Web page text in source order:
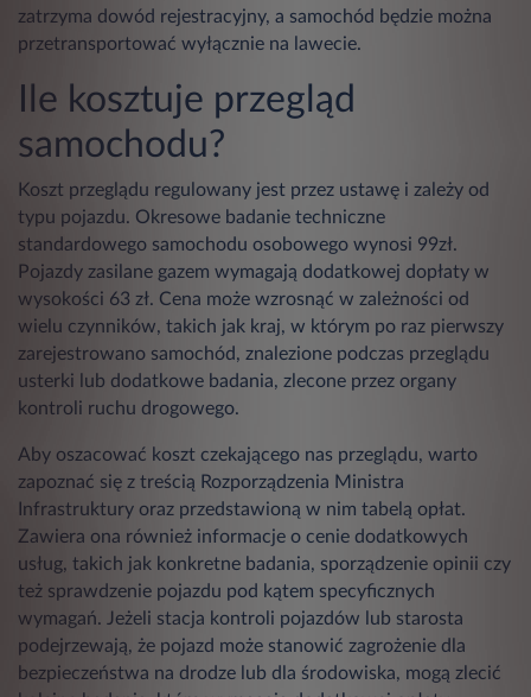
zatrzyma dowód rejestracyjny, a samochód będzie można
przetransportować wyłącznie na lawecie.
Ile kosztuje przegląd
samochodu?
Koszt przeglądu regulowany jest przez ustawę i zależy od
typu pojazdu. Okresowe badanie techniczne
standardowego samochodu osobowego wynosi 99zł.
Pojazdy zasilane gazem wymagają dodatkowej dopłaty w
wysokości 63 zł. Cena może wzrosnąć w zależności od
wielu czynników, takich jak kraj, w którym po raz pierwszy
zarejestrowano samochód, znalezione podczas przeglądu
usterki lub dodatkowe badania, zlecone przez organy
kontroli ruchu drogowego.
Aby oszacować koszt czekającego nas przeglądu, warto
zapoznać się z treścią Rozporządzenia Ministra
Infrastruktury oraz przedstawioną w nim tabelą opłat.
Zawiera ona również informacje o cenie dodatkowych
usług, takich jak konkretne badania, sporządzenie opinii czy
też sprawdzenie pojazdu pod kątem specyficznych
wymagań. Jeżeli stacja kontroli pojazdów lub starosta
podejrzewają, że pojazd może stanowić zagrożenie dla
bezpieczeństwa na drodze lub dla środowiska, mogą zlecić